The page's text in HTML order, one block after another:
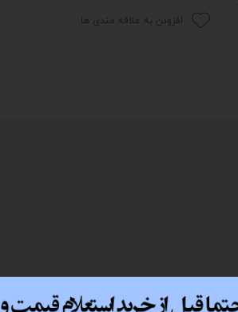
افزودن به علاقه مندی ها